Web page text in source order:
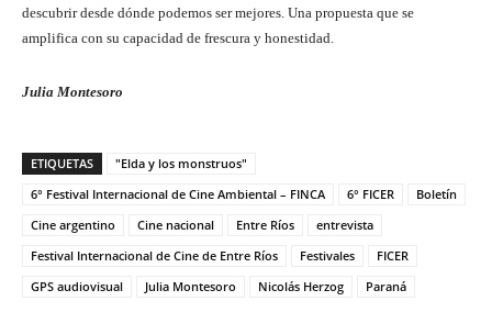
descubrir desde dónde podemos ser mejores. Una propuesta que se
amplifica con su capacidad de frescura y honestidad.
Julia Montesoro
ETIQUETAS
"Elda y los monstruos"
6° Festival Internacional de Cine Ambiental – FINCA
6° FICER
Boletín
Cine argentino
Cine nacional Entre Ríos
entrevista
Festival Internacional de Cine de Entre Ríos
Festivales
FICER
GPS audiovisual
Julia Montesoro Nicolás Herzog Paraná